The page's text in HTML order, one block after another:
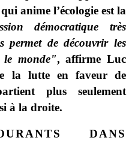
anime l’écologie est la
démocratique très
permet de découvrir les
le monde", affirme Luc
la lutte en faveur de
plus seulement
à la droite.
DANS